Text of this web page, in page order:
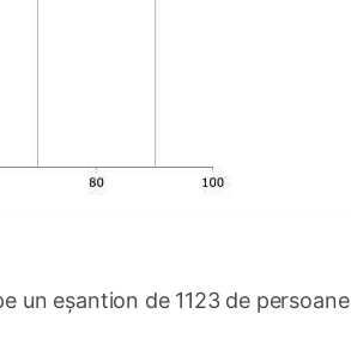
un eșantion de 1123 de persoane